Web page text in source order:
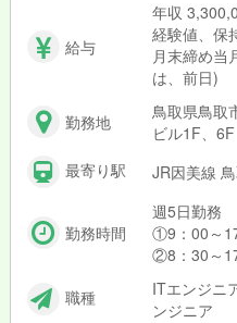
給与
年収
経験値、保
月末締め当
は、前日)
勤務地
鳥取県鳥取
ビル1F、6F
最寄り駅
JR因美線
勤務時間
週5日勤務
①9：00～
②8：30～
職種
ITエンジニ
ンジニア